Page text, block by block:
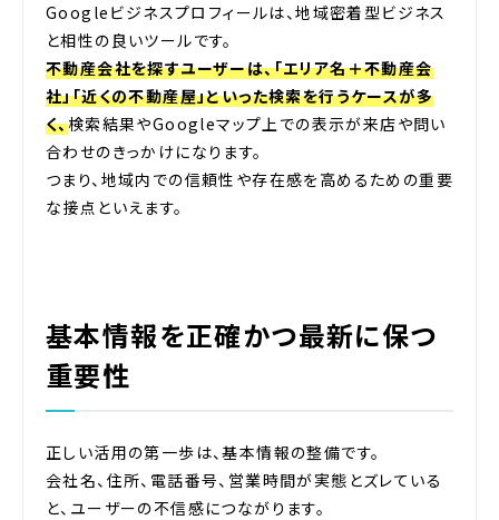
Googleビジネスプロフィールは、地域密着型ビジネス
と相性の良いツールです。
不動産会社を探すユーザーは、「エリア名＋不動産会
社」「近くの不動産屋」といった検索を行うケースが多
く、検索結果やGoogleマップ上での表示が来店や問い
合わせのきっかけになります。
つまり、地域内での信頼性や存在感を高めるための重要
な接点といえます。
基本情報を正確かつ最新に保つ
重要性
正しい活用の第一歩は、基本情報の整備です。
会社名、住所、電話番号、営業時間が実態とズレている
と、ユーザーの不信感につながります。